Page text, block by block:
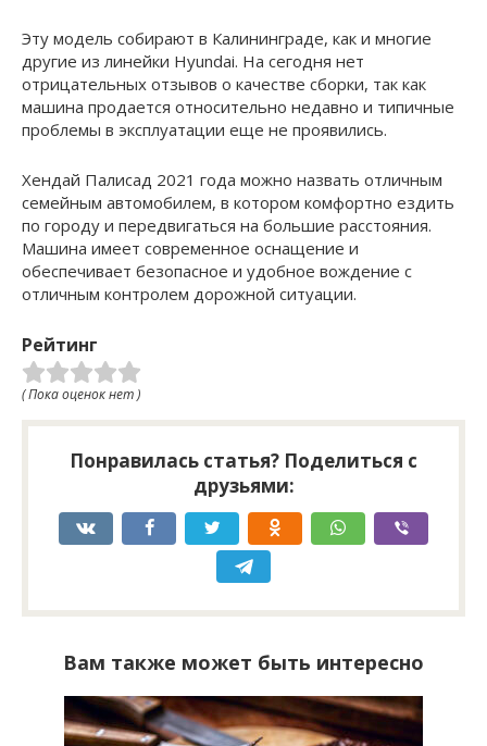
Эту модель собирают в Калининграде, как и многие
другие из линейки Hyundai. На сегодня нет
отрицательных отзывов о качестве сборки, так как
машина продается относительно недавно и типичные
проблемы в эксплуатации еще не проявились.
Хендай Палисад 2021 года можно назвать отличным
семейным автомобилем, в котором комфортно ездить
по городу и передвигаться на большие расстояния.
Машина имеет современное оснащение и
обеспечивает безопасное и удобное вождение с
отличным контролем дорожной ситуации.
Рейтинг
( Пока оценок нет )
Понравилась статья? Поделиться с
друзьями:
Вам также может быть интересно